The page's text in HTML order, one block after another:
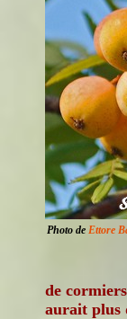
Photo de Ettore
de
aurait plus